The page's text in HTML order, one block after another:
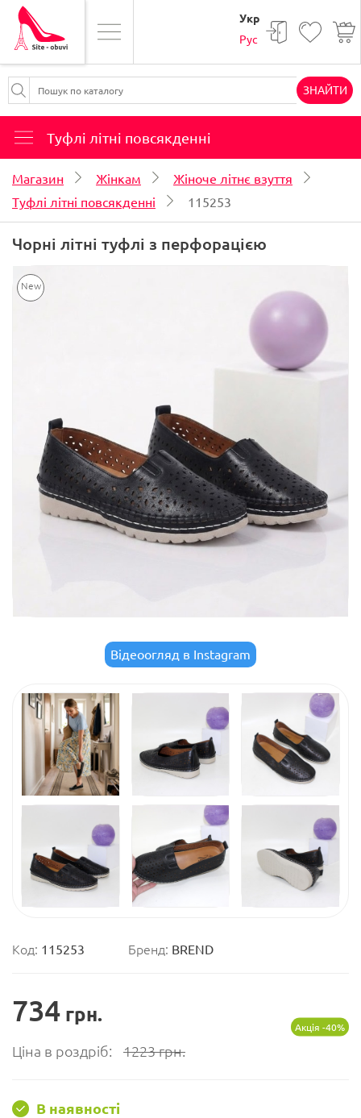
Укр
Рус
ЗНАЙТИ
Туфлі літні повсякденні
Магазин Жінкам
Жіноче літнє взуття
Туфлі літні повсякденні
115253
Чорні літні туфлі з перфорацією
Відеоогляд в Instagram
Код: 115253 Бренд: BREND
734 грн.
Ціна в роздріб: 1223грн.
Акція -40%
В наявності